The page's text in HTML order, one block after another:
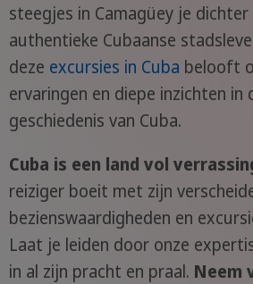
steegjes in Camagüey je
authentieke Cubaanse
deze excursies in Cuba belooft
ervaringen en diepe inzichten in
geschiedenis van Cuba.
Cuba is een land vol
reiziger boeit met zijn
bezienswaardigheden en
Laat je leiden door onze
in al zijn pracht en praal. Neem